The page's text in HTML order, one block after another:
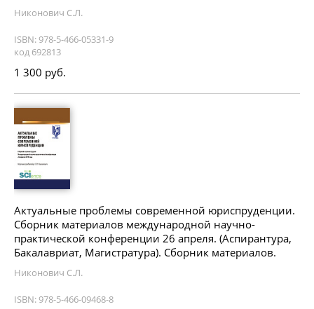
Никонович С.Л.
ISBN: 978-5-466-05331-9
код 692813
1 300 руб.
Актуальные проблемы современной юриспруденции.
Сборник материалов международной научно-
практической конференции 26 апреля. (Аспирантура,
Бакалавриат, Магистратура). Сборник материалов.
Никонович С.Л.
ISBN: 978-5-466-09468-8